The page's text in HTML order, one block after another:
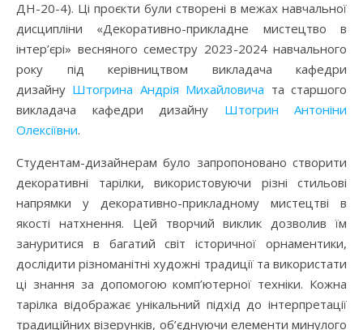
ДН-20-4). Ці проєкти були створені в межах навчальної
дисципліни «Декоративно-прикладне мистецтво в
інтер’єрі» весняного семестру 2023-2024 навчального
року під керівництвом викладача кафедри
дизайну Штогрина Андрія Михайловича та старшого
викладача кафедри дизайну Штогрин Антоніни
Олексіївни.
Студентам-дизайнерам було запропоновано створити
декоративні тарілки, використовуючи різні стильові
напрямки у декоративно-прикладному мистецтві в
якості натхнення. Цей творчий виклик дозволив їм
зануритися в багатий світ історичної орнаментики,
дослідити різноманітні художні традиції та використати
ці знання за допомогою комп’ютерної техніки. Кожна
тарілка відображає унікальний підхід до інтерпретації
традиційних візерунків, об’єднуючи елементи минулого